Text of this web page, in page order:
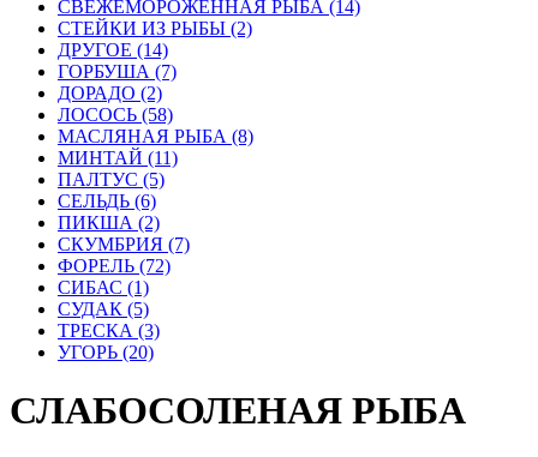
СВЕЖЕМОРОЖЕННАЯ РЫБА (14)
СТЕЙКИ ИЗ РЫБЫ (2)
ДРУГОЕ (14)
ГОРБУША (7)
ДОРАДО (2)
ЛОСОСЬ (58)
МАСЛЯНАЯ РЫБА (8)
МИНТАЙ (11)
ПАЛТУС (5)
СЕЛЬДЬ (6)
ПИКША (2)
СКУМБРИЯ (7)
ФОРЕЛЬ (72)
СИБАС (1)
СУДАК (5)
ТРЕСКА (3)
УГОРЬ (20)
СЛАБОСОЛЕНАЯ РЫБА